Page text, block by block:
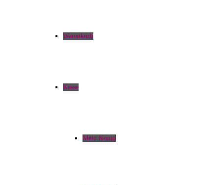
Warenkorb
Kasse
Mein Konto